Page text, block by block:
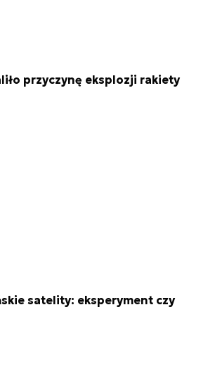
przyczynę eksplozji rakiety
satelity: eksperyment czy